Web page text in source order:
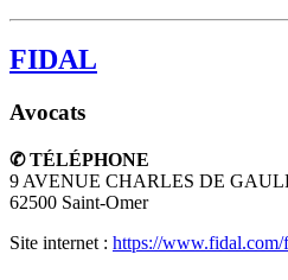
FIDAL
Avocats
✆ TÉLÉPHONE
9 AVENUE CHARLES DE
62500 Saint-Omer
Site internet : https://www.fidal.com/